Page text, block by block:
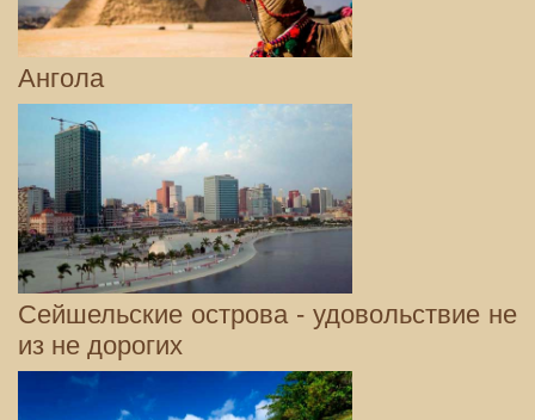
Ангола
Сейшельские острова - удовольствие не
из не дорогих